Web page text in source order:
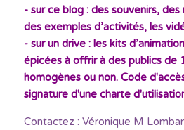
- sur ce blog : des souvenirs,
des exemples d’activités, les
- sur un drive : les kits
épicées à offrir à des publics de
homogènes ou non. Code
signature d'une charte
Contactez : Véronique M